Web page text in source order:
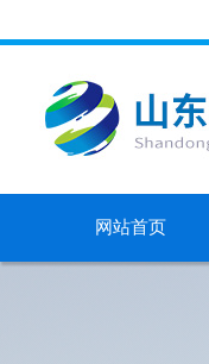
网站首页